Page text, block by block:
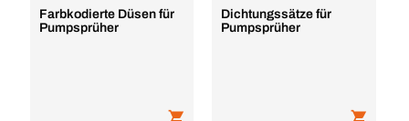
Farbkodierte Düsen für
Pumpsprüher
Dichtungssätze für
Pumpsprüher